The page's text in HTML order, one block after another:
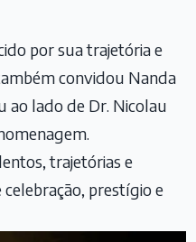
por sua trajetória e
convidou Nanda
ao lado de Dr. Nicolau
trajetórias e
prestígio e